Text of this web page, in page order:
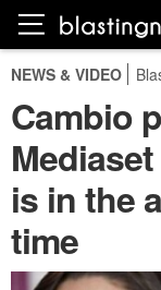
NEWS & VIDEO
Cambio
is in the
time